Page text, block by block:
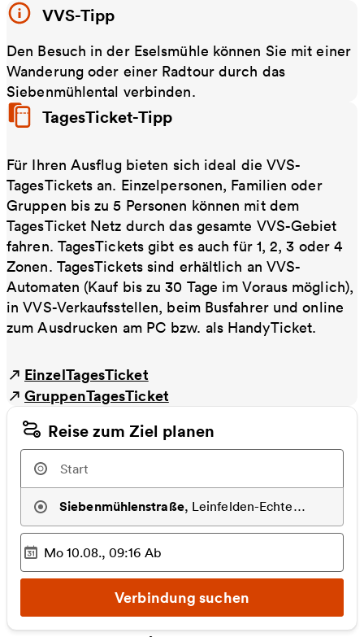
VVS-Tipp
Den Besuch in der Eselsmühle können Sie mit einer
Wanderung oder einer Radtour durch das
Siebenmühlental verbinden.
TagesTicket-Tipp
Für Ihren Ausflug bieten sich ideal die VVS-
TagesTickets an. Einzelpersonen, Familien oder
Gruppen bis zu 5 Personen können mit dem
TagesTicket Netz durch das gesamte VVS-Gebiet
fahren. TagesTickets gibt es auch für 1, 2, 3 oder 4
Zonen. TagesTickets sind erhältlich an VVS-
Automaten (Kauf bis zu 30 Tage im Voraus möglich),
in VVS-Verkaufsstellen, beim Busfahrer und online
zum Ausdrucken am PC bzw. als HandyTicket.
EinzelTagesTicket
GruppenTagesTicket
Reise zum Ziel planen
Siebenmühlenstraße, Leinfelden-Echterdingen
Ausgewählter Zeitpunkt
Mo 10.08., 09:16 Ab
Verbindung suchen